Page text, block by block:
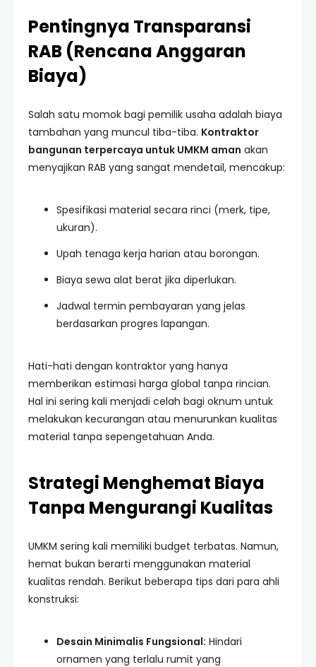
Pentingnya Transparansi
RAB (Rencana Anggaran
Biaya)
Salah satu momok bagi pemilik usaha adalah biaya
tambahan yang muncul tiba-tiba. Kontraktor
bangunan terpercaya untuk UMKM aman akan
menyajikan RAB yang sangat mendetail, mencakup:
Spesifikasi material secara rinci (merk, tipe,
ukuran).
Upah tenaga kerja harian atau borongan.
Biaya sewa alat berat jika diperlukan.
Jadwal termin pembayaran yang jelas
berdasarkan progres lapangan.
Hati-hati dengan kontraktor yang hanya
memberikan estimasi harga global tanpa rincian.
Hal ini sering kali menjadi celah bagi oknum untuk
melakukan kecurangan atau menurunkan kualitas
material tanpa sepengetahuan Anda.
Strategi Menghemat Biaya
Tanpa Mengurangi Kualitas
UMKM sering kali memiliki budget terbatas. Namun,
hemat bukan berarti menggunakan material
kualitas rendah. Berikut beberapa tips dari para ahli
konstruksi:
Desain Minimalis Fungsional: Hindari
ornamen yang terlalu rumit yang